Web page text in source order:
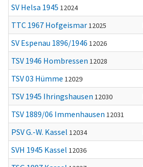
SV Helsa 1945 12024
TTC 1967 Hofgeismar12025
SV Espenau 1896/1946 12026
TSV 1946 Hombressen 12028
TSV 03 Hümme 12029
TSV 1945 Ihringshausen 12030
TSV 1889/06 Immenhausen 12031
PSV G.-W. Kassel 12034
SVH 1945 Kassel 12036